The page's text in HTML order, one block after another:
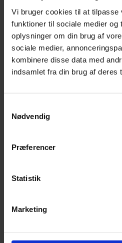
Vi bruger cookies til at tilpasse
funktioner til sociale medier
oplysninger om din brug af
sociale medier,
kombinere disse data med
indsamlet fra din brug af deres
Nødvendig
Præferencer
Statistik
Marketing
Kaninbur
Rottebur
Marsvinebur
Overdækning
Savsmuld